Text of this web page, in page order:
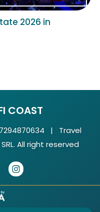
2026 in
COAST
| Travel
All right reserved